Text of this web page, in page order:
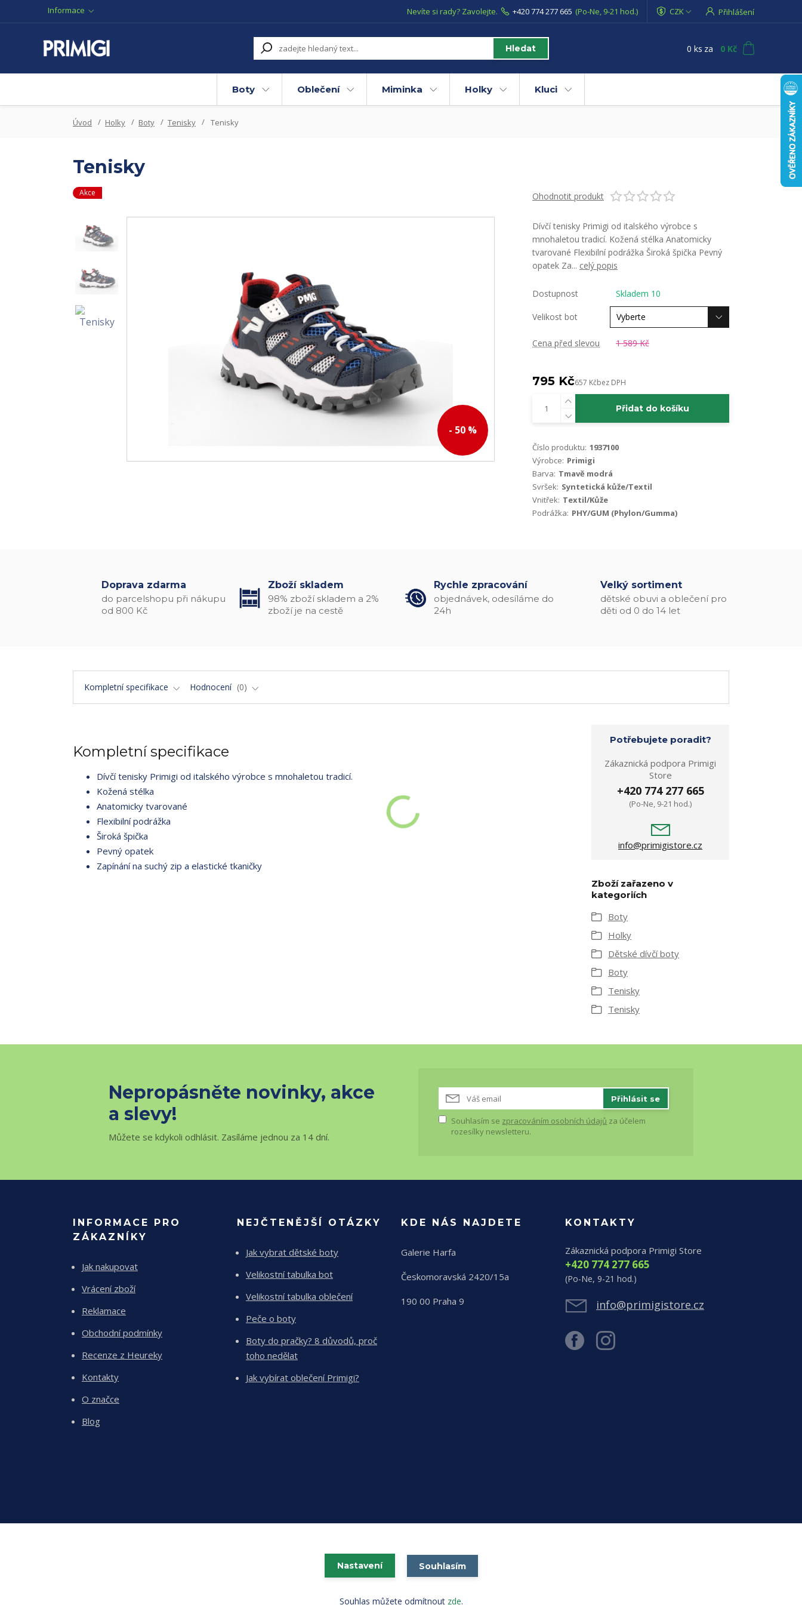
Informace CZK Přihlášení
Hledat
Nevíte si rady? Zavolejte. +420 774 277 665 (Po-Ne, 9-21 hod.)
0 ks za 0 Kč
Boty Oblečení Miminka Holky Kluci
Úvod Holky Boty Tenisky Tenisky
Tenisky
Akce
- 50 %
Ohodnotit produkt
Dívčí tenisky Primigi od italského výrobce s
mnohaletou tradicí. Kožená stélka Anatomicky
tvarované Flexibilní podrážka Široká špička Pevný
opatek Za... celý popis
Dostupnost Skladem 10
Velikost bot
Cena před slevou 1 589 Kč
795 Kč657 Kčbez DPH
Přidat do košíku
Číslo produktu: 1937100
Výrobce: Primigi
Barva: Tmavě modrá
Svršek: Syntetická kůže/Textil
Vnitřek: Textil/Kůže
Podrážka: PHY/GUM (Phylon/Gumma)
Doprava zdarma
do parcelshopu při nákupu
od 800 Kč
Zboží skladem
98% zboží skladem a 2%
zboží je na cestě
Rychle zpracování
objednávek, odesíláme do
24h
Velký sortiment
dětské obuvi a oblečení pro
děti od 0 do 14 let
Kompletní specifikace Hodnocení 0
Kompletní specifikace
Dívčí tenisky Primigi od italského výrobce s mnohaletou tradicí.
Kožená stélka
Anatomicky tvarované
Flexibilní podrážka
Široká špička
Pevný opatek
Zapínání na suchý zip a elastické tkaničky
Potřebujete poradit?
Zákaznická podpora Primigi
Store
+420 774 277 665
(Po-Ne, 9-21 hod.)
info@primigistore.cz
Zboží zařazeno v
kategoriích
Boty
Holky
Dětské dívčí boty
Boty
Tenisky
Tenisky
Nepropásněte novinky, akce
a slevy!
Můžete se kdykoli odhlásit. Zasíláme jednou za 14 dní.
Přihlásit se
Souhlasím se zpracováním osobních údajů za účelem
rozesílky newsletteru.
INFORMACE PRO
ZÁKAZNÍKY
Jak nakupovat
Vrácení zboží
Reklamace
Obchodní podmínky
Recenze z Heureky
Kontakty
O značce
Blog
NEJČTENĚJŠÍ OTÁZKY
Jak vybrat dětské boty
Velikostní tabulka bot
Velikostní tabulka oblečení
Peče o boty
Boty do pračky? 8 důvodů, proč
toho nedělat
Jak vybírat oblečení Primigi?
KDE NÁS NAJDETE
Galerie Harfa
Českomoravská 2420/15a
190 00 Praha 9
KONTAKTY
Zákaznická podpora Primigi Store
+420 774 277 665
(Po-Ne, 9-21 hod.)
info@primigistore.cz
Vytvořeno na
Nastavení Souhlasím
Souhlas můžete odmítnout zde.